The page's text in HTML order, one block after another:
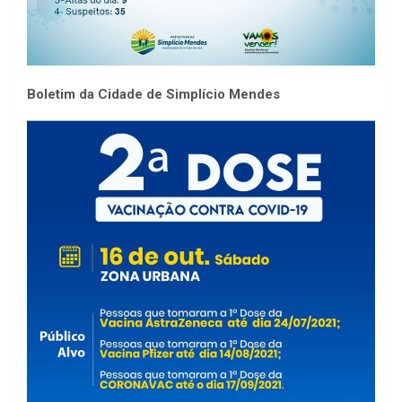
Boletim da Cidade de Simplício Mendes